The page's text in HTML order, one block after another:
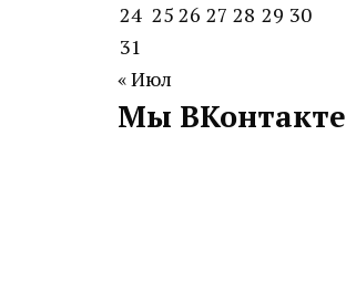
24 25 26 27 28 29 30
31
« Июл
Мы ВКонтакте